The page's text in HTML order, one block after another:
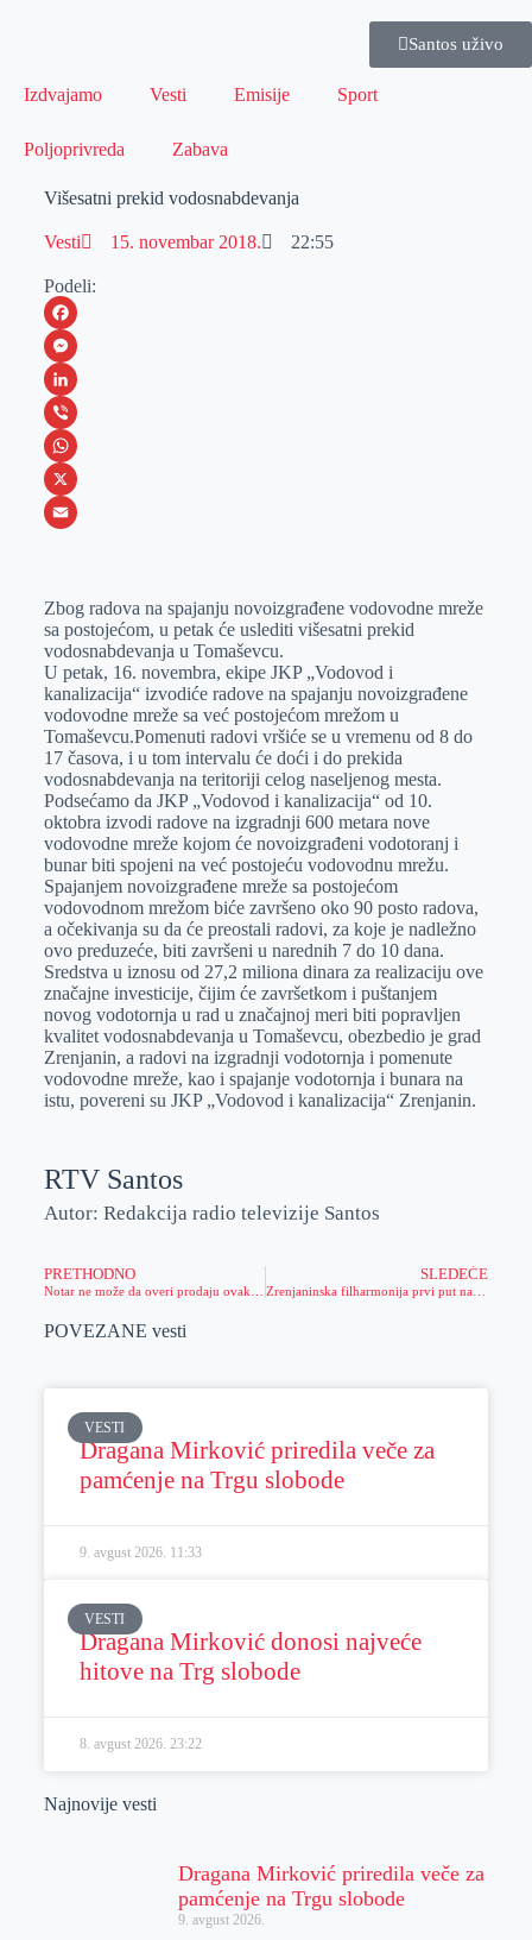
Santos uživo
Izdvajamo Vesti Emisije Sport
Poljoprivreda Zabava
Višesatni prekid vodosnabdevanja
Vesti 15. novembar 2018. 22:55
Podeli:
F
a
c
e
b
o
M
e
s
s
e
e
r
L
i
n
k
I
n
V
i
b
W
h
s
A
p
p
X
a
i
l
Zbog radova na spajanju novoizgrađene vodovodne mreže
sa postojećom, u petak će uslediti višesatni prekid
vodosnabdevanja u Tomaševcu.
U petak, 16. novembra, ekipe JKP „Vodovod i
kanalizacija“ izvodiće radove na spajanju novoizgrađene
vodovodne mreže sa već postojećom mrežom u
Tomaševcu.Pomenuti radovi vršiće se u vremenu od 8 do
17 časova, i u tom intervalu će doći i do prekida
vodosnabdevanja na teritoriji celog naseljenog mesta.
Podsećamo da JKP „Vodovod i kanalizacija“ od 10.
oktobra izvodi radove na izgradnji 600 metara nove
vodovodne mreže kojom će novoizgrađeni vodotoranj i
bunar biti spojeni na već postojeću vodovodnu mrežu.
Spajanjem novoizgrađene mreže sa postojećom
vodovodnom mrežom biće završeno oko 90 posto radova,
a očekivanja su da će preostali radovi, za koje je nadležno
ovo preduzeće, biti završeni u narednih 7 do 10 dana.
Sredstva u iznosu od 27,2 miliona dinara za realizaciju ove
značajne investicije, čijim će završetkom i puštanjem
novog vodotornja u rad u značajnoj meri biti popravljen
kvalitet vodosnabdevanja u Tomaševcu, obezbedio je grad
Zrenjanin, a radovi na izgradnji vodotornja i pomenute
vodovodne mreže, kao i spajanje vodotornja i bunara na
istu, povereni su JKP „Vodovod i kanalizacija“ Zrenjanin.
RTV Santos
Autor: Redakcija radio televizije Santos
PRETHODNO SLEDEĆE
POVEZANE vesti
VESTI
Dragana Mirković priredila veče za
pamćenje na Trgu slobode
9. avgust 2026. 11:33
VESTI
Dragana Mirković donosi najveće
hitove na Trg slobode
8. avgust 2026. 23:22
Najnovije vesti
Dragana Mirković priredila veče za
pamćenje na Trgu slobode
9. avgust 2026.